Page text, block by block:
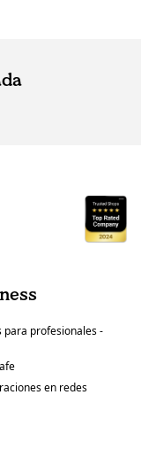
para profesionales -
en redes